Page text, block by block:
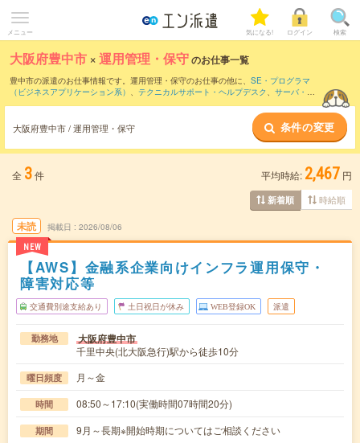
メニュー 気になる! ログイン 検索
大阪府豊中市 ×運用管理・保守のお仕事一覧
豊中市の派遣のお仕事情報です。運用管理・保守のお仕事の他に、 SE・プログラマ
（ビジネスアプリケーション系） 、 テクニカルサポート・ヘルプデスク 、 サーバ・ネ
などのこだわり条件で絞り込んでいただけます。職種辞典：運用管理・
保守のお仕事とは？とは？
大阪府豊中市 / 運用管理・保守 条件の変更
全 3件 平均時給: 2,467 円
新着順 時給順
未読
NEW
掲載日 2026/08/06
【AWS】金融系企業向けインフラ運用保守・
障害対応等
交通費別途支給あり 土日祝日が休み WEB登録OK 派遣
勤務地 大阪府豊中市
千里中央(北大阪急行)駅から徒歩10分
曜日頻度 月～金
時間 08:50～17:10(実働時間07時間20分)
期間 9月～長期※開始時期についてはご相談ください